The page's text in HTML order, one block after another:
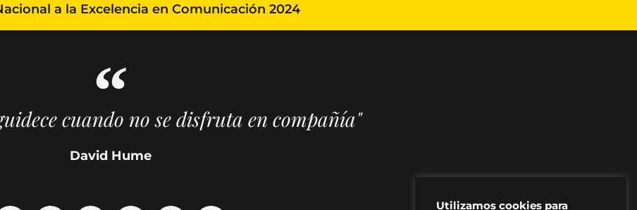
a la Excelencia en Comunicación 2024
cuando no se disfruta en compañía"
David Hume
Utilizamos cookies para